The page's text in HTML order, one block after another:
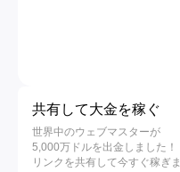
共有して大金を稼ぐ
世界中のウェブマスターが
5,000万ドルを出金しました！
リンクを共有して今すぐ稼ぎま